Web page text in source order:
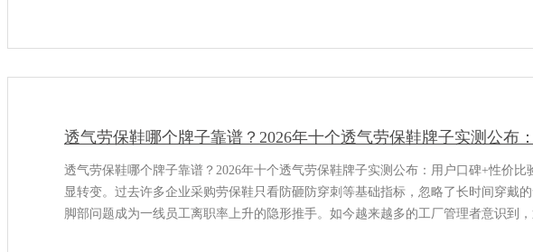
透气劳保鞋哪个牌子靠谱？2026年十个透气劳保鞋牌子实测公布
透气劳保鞋哪个牌子靠谱？2026年十个透气劳保鞋牌子实测公布：用户口碑+性价
显转变。过去许多企业采购劳保鞋只看防砸防穿刺等基础指标，忽略了长时间穿戴
脚部问题成为一线员工离职率上升的隐形推手。如今越来越多的工厂管理者意识到